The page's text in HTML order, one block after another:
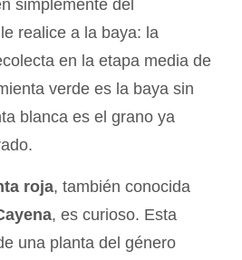
simplemente del
realice a la baya: la
en la etapa media de
verde es la baya sin
blanca es el grano ya
roja, también conocida
, es curioso. Esta
una planta del género